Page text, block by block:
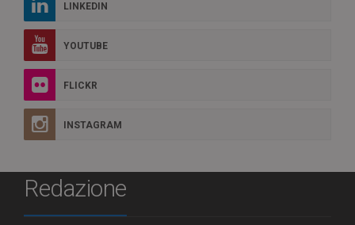
LINKEDIN
YOUTUBE
FLICKR
INSTAGRAM
Redazione